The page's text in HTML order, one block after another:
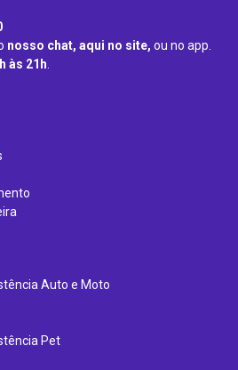
nosso chat, aqui no site, ou no app.
às 21h.
Auto e Moto
Pet